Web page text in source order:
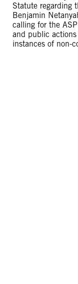
Statute regarding
Benjamin
calling for the
and public
instances of non-